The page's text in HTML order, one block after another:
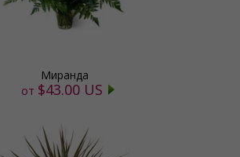
Миранда
от $43.00 US